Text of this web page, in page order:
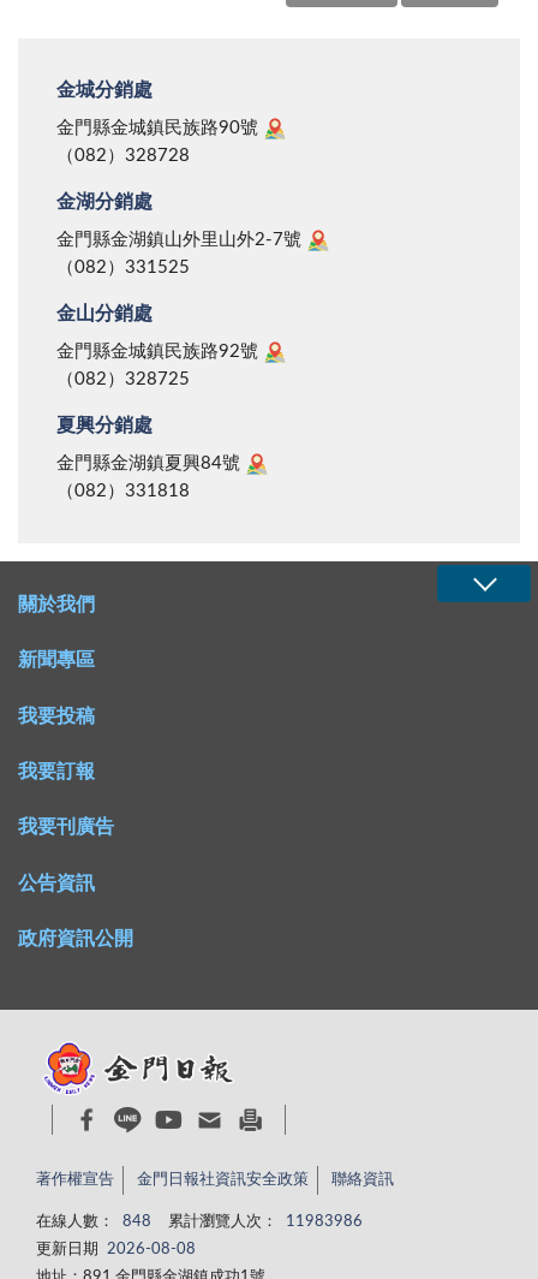
金城分銷處
金門縣金城鎮民族路90號
（082）328728
金湖分銷處
金門縣金湖鎮山外里山外2-7號
（082）331525
金山分銷處
金門縣金城鎮民族路92號
（082）328725
夏興分銷處
金門縣金湖鎮夏興84號
（082）331818
關於我們
新聞專區
我要投稿
我要訂報
我要刊廣告
公告資訊
政府資訊公開
著作權宣告 金門日報社資訊安全政策 聯絡資訊
在線人數： 848 累計瀏覽人次：
11983986
更新日期
2026-08-08